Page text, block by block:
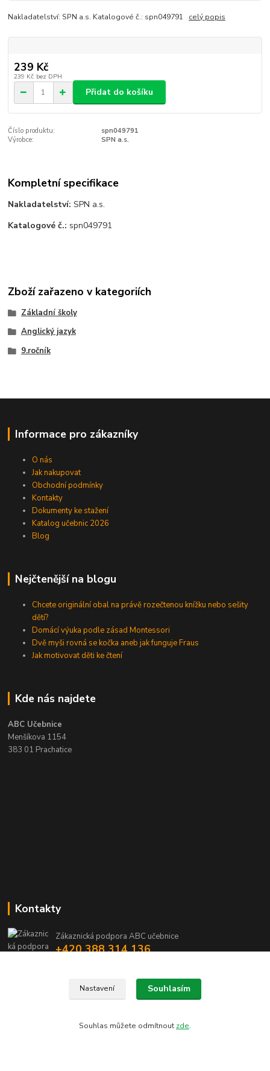
Nakladatelství: SPN a.s. Katalogové č.: spn049791 celý popis
239 Kč
239 Kč bez DPH
Přidat do košíku
Číslo produktu:
spn049791
Výrobce:
SPN a.s.
Kompletní specifikace
Nakladatelství: SPN a.s.
Katalogové č.: spn049791
Zboží zařazeno v kategoriích
Základní školy
Anglický jazyk
9.ročník
Informace pro zákazníky
O nás
Jak nakupovat
Obchodní podmínky
Kontakty
Dokumenty ke stažení
Katalog učebnic 2026
Blog
Nejčtenější na blogu
Chcete originální obal na právě rozečtenou knížku nebo sešity
dětí?
Domácí výuka podle zásad Montessori
Dvě myši rovná se kočka aneb jak funguje Fraus
Jak motivovat děti ke čtení
Kde nás najdete
ABC Učebnice
Menšíkova 1154
383 01 Prachatice
Kontakty
Zákaznická podpora ABC učebnice
+420 388 314 136
info@abcucebnice.czNastavení Souhlasím
Souhlas můžete odmítnout zde.